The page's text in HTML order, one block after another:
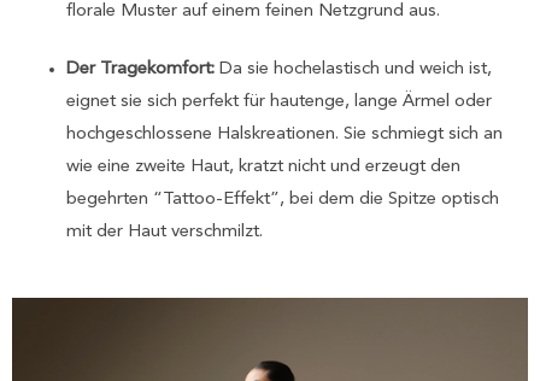
florale Muster auf einem feinen Netzgrund aus.
Der Tragekomfort: Da sie hochelastisch und weich ist,
eignet sie sich perfekt für hautenge, lange Ärmel oder
hochgeschlossene Halskreationen. Sie schmiegt sich an
wie eine zweite Haut, kratzt nicht und erzeugt den
begehrten “Tattoo-Effekt”, bei dem die Spitze optisch
mit der Haut verschmilzt.